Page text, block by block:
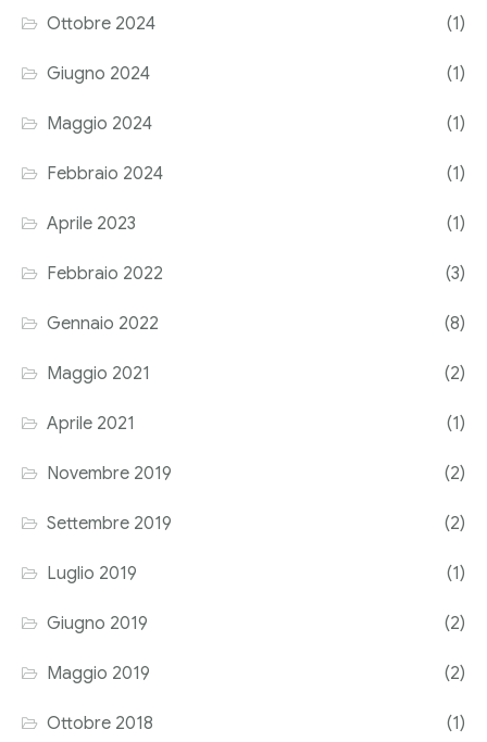
Ottobre 2024 (1)
Giugno 2024 (1)
Maggio 2024 (1)
Febbraio 2024 (1)
Aprile 2023 (1)
Febbraio 2022 (3)
Gennaio 2022 (8)
Maggio 2021 (2)
Aprile 2021 (1)
Novembre 2019 (2)
Settembre 2019 (2)
Luglio 2019 (1)
Giugno 2019 (2)
Maggio 2019 (2)
Ottobre 2018 (1)